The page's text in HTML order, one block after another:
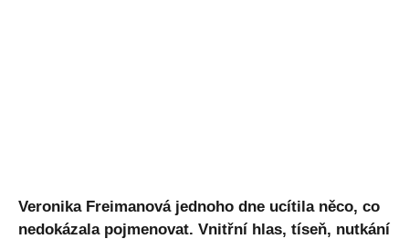
Veronika Freimanová jednoho dne ucítila něco, co
nedokázala pojmenovat. Vnitřní hlas, tíseň, nutkání